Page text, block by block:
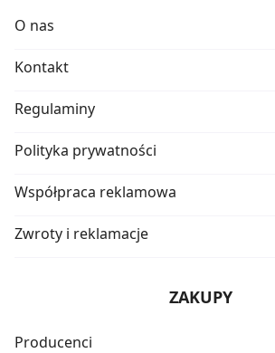
O nas
Kontakt
Regulaminy
Polityka prywatności
Współpraca reklamowa
Zwroty i reklamacje
ZAKUPY
Producenci